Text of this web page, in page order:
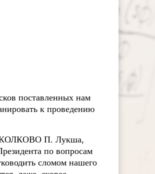
поставленных нам
к проведению
СКОЛКОВО П. Лукша,
по вопросам
сломом нашего